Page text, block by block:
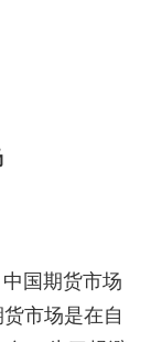
国期货市场
市场是在自